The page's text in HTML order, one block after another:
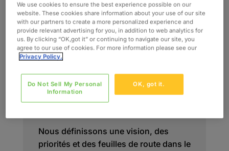
Stratégie de sécurité et
planification
Nous définissons une vision, des
priorités et des feuilles de route dans le
We use cookies to ensure the best experience possible on our
website. These cookies share information about your use of our site
with our partners to create a more personalized experience and
provide relevant advertising for you, in addition to web analytics for
us. By clicking “OK,got it” or continuing to navigate our site, you
agree to our use of cookies. For more information please see our
Privacy Policy.
OK, got it.
Do Not Sell My Personal
Information